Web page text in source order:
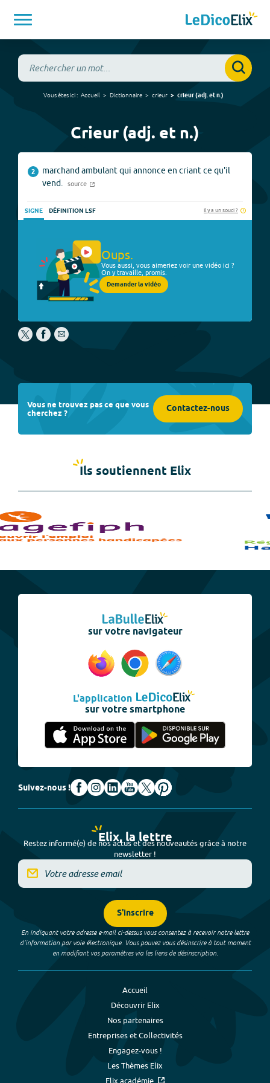
Vous êtes ici : Accueil Dictionnaire crieur crieur(adj. et n.)
Crieur (adj. et n.)
2
marchand ambulant qui annonce en criant ce qu'il
vend.
source
SIGNE DÉFINITION LSF Il y a un souci ?
Oups.
Vous aussi, vous aimeriez voir une vidéo ici ?
On y travaille, promis.
Demander la vidéo
Vous ne trouvez pas ce que vous
cherchez ? Contactez-nous
Ils soutiennent Elix
sur votre navigateur
L'application
sur votre smartphone
Suivez-nous !
Elix, la lettre
Restez informé(e) de nos actus et des nouveautés grâce à notre
newsletter !
S'inscrire
En indiquant votre adresse e-mail ci-dessus vous consentez à recevoir notre lettre
d’information par voie électronique. Vous pouvez vous désinscrire à tout moment
en modifiant vos paramètres via les liens de désinscription.
Accueil
Découvrir Elix
Nos partenaires
Entreprises et Collectivités
Engagez-vous !
Les Thèmes Elix
Elix académie